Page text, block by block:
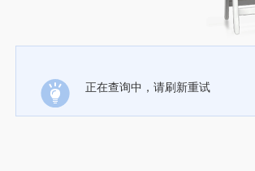
正在查询中，请刷新重试